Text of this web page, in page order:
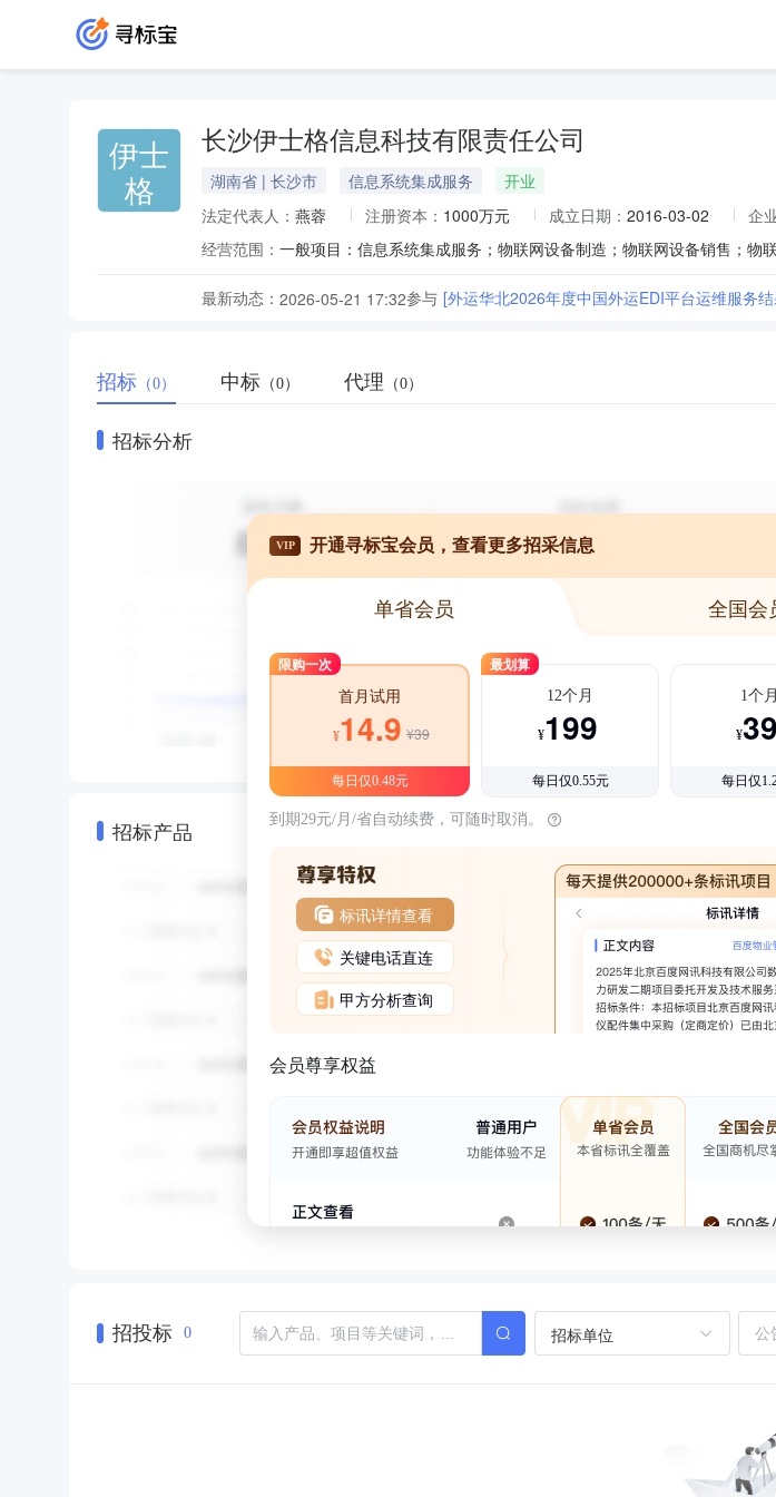
伊士
格
长沙伊士格信息科技有限责任公司
湖南省 | 长沙市 信息系统集成服务
开业
法定代表人： 燕蓉 注册资本： 1000万元 成立日期： 2016-03-02 企
经营范围：
最新动态： 2026-05-21 17:32参与 [外运华北2026年度中国外运EDI平台运维服务
招标 （0） 中标 （0） 代理 （0）
招标分析
招标产品
VIP 开通寻标宝会员，查看更多招采信息
单省会员 全国会
限购一次
首月试用
¥14.9 ¥39
每日仅0.48元
最划算
12个月
¥199
每日仅0.55元
1个月
¥39
每日仅
到期29元/月/省自动续费，可随时取消。
标讯详情查看
关键电话直连
甲方分析查询
会员尊享权益
招投标 0 招标单位